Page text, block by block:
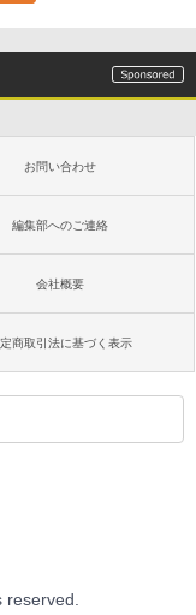
お問い合わせ
編集部へのご連絡
会社概要
商取引法に基づく表示